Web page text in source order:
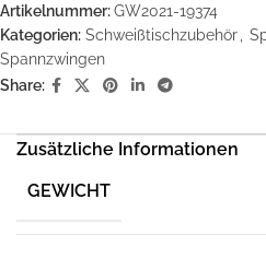
Artikelnummer:GW2021-19374
Kategorien: Schweißtischzubehör
Spannzwingen
Share:
Zusätzliche Informationen
GEWICHT